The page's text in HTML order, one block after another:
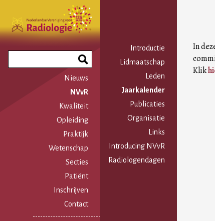
naar
de
inhoud
gaan
Phrase
Nieuws
NVvR
Kwaliteit
Opleiding
Praktijk
Wetenschap
Secties
Patiënt
Inschrijven
Contact
Hoofdnavigatie
Introductie
Lidmaatschap
Leden
Jaarkalender
Publicaties
Organisatie
Links
Introducing NVvR
Radiologendagen
In
Klik